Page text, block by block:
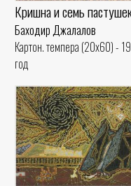
Кришна и семь
Баходир Джалалов
Картон. темпера (20x60) -
год